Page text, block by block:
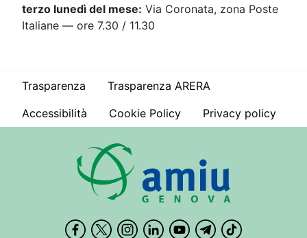
terzo lunedì del mese: Via Coronata, zona Poste
Italiane — ore 7.30 / 11.30
Trasparenza
Trasparenza ARERA
Accessibilità
Cookie Policy Privacy policy